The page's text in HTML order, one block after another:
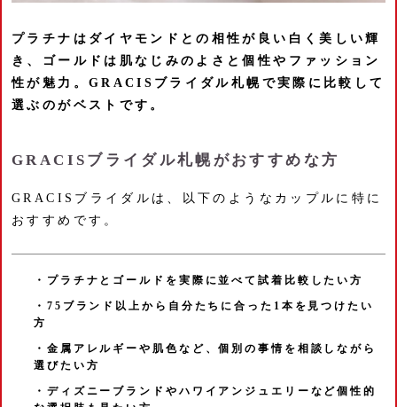
プラチナはダイヤモンドとの相性が良い白く美しい輝
き、ゴールドは肌なじみのよさと個性やファッション
性が魅力。GRACISブライダル札幌で実際に比較して
選ぶのがベストです。
GRACISブライダル札幌がおすすめな方
GRACISブライダルは、以下のようなカップルに特に
おすすめです。
・プラチナとゴールドを実際に並べて試着比較したい方
・75ブランド以上から自分たちに合った1本を見つけたい
方
・金属アレルギーや肌色など、個別の事情を相談しながら
選びたい方
・ディズニーブランドやハワイアンジュエリーなど個性的